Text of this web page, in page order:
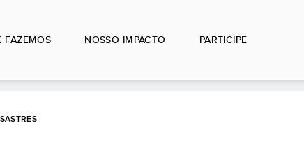
FAZEMOS NOSSO IMPACTO PARTICIPE